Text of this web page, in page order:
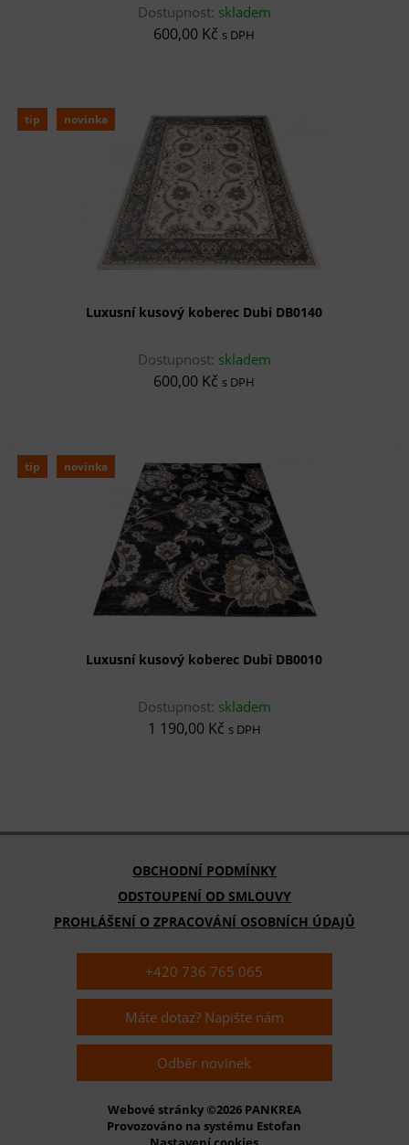
Dostupnost: skladem
600,00 Kč s DPH
tip novinka
Luxusní kusový koberec Dubi DB0140
Dostupnost: skladem
600,00 Kč s DPH
tip novinka
Luxusní kusový koberec Dubi DB0010
Dostupnost: skladem
1 190,00 Kč s DPH
OBCHODNÍ PODMÍNKY
ODSTOUPENÍ OD SMLOUVY
PROHLÁŠENÍ O ZPRACOVÁNÍ OSOBNÍCH ÚDAJŮ
+420 736 765 065
Máte dotaz? Napište nám
Odběr novinek
Webové stránky ©2026 PANKREA
Provozováno na systému Estofan